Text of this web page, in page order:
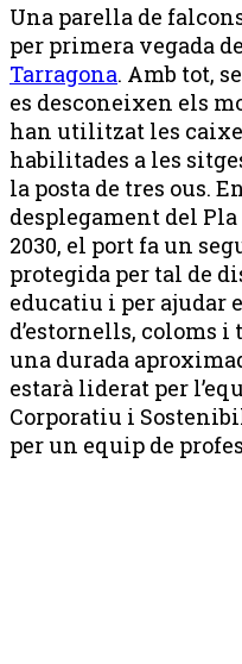
Una parella de
per primera vegada
Tarragona. Amb tot,
es desconeixen els
han utilitzat les
habilitades a les
la posta de tres ous.
desplegament del
2030, el port fa un
protegida per tal de
educatiu i per ajudar
d’estornells, coloms i
una durada
estarà liderat per
Corporatiu i
per un equip de